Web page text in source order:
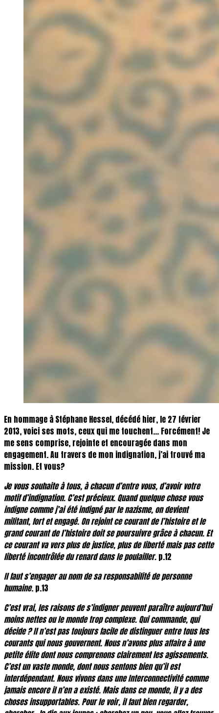
En hommage à Stéphane Hessel, décédé hier, le 27 février
2013, voici ses mots, ceux qui me touchent… Forcément! Je
me sens comprise, rejointe et encouragée dans mon
engagement. Au travers de mon indignation, j’ai trouvé ma
mission. Et vous?
Je vous souhaite à tous, à chacun d’entre vous, d’avoir votre
motif d’indignation. C’est précieux. Quand quelque chose vous
indigne comme j’ai été indigné par le nazisme, on devient
militant, fort et engagé. On rejoint ce courant de l’histoire et le
grand courant de l’histoire doit se poursuivre grâce à chacun. Et
ce courant va vers plus de justice, plus de liberté mais pas cette
liberté incontrôlée du renard dans le poulailler. p.12
Il faut s’engager au nom de sa responsabilité de personne
humaine. p.13
C’est vrai, les raisons de s’indigner peuvent paraître aujourd’hui
moins nettes ou le monde trop complexe. Qui commande, qui
décide ? Il n’est pas toujours facile de distinguer entre tous les
courants qui nous gouvernent. Nous n’avons plus affaire à une
petite élite dont nous comprenons clairement les agissements.
C’est un vaste monde, dont nous sentons bien qu’il est
interdépendant. Nous vivons dans une Interconnectivité comme
jamais encore il n’en a existé. Mais dans ce monde, il y a des
choses insupportables. Pour le voir, il faut bien regarder,